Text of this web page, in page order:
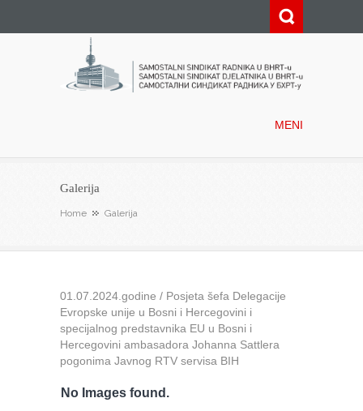
MENI
Galerija
Home Galerija
01.07.2024.godine / Posjeta šefa Delegacije
Evropske unije u Bosni i Hercegovini i
specijalnog predstavnika EU u Bosni i
Hercegovini ambasadora Johanna Sattlera
pogonima Javnog RTV servisa BIH
No Images found.